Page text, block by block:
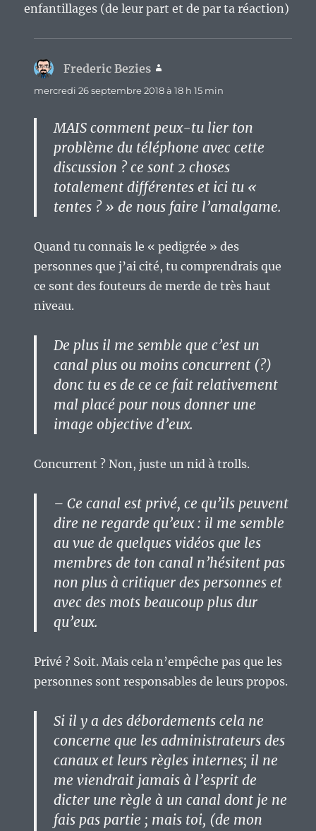
enfantillages (de leur part et de par ta réaction)
Frederic Bezies
mercredi 26 septembre 2018 à 18 h 15 min
MAIS comment peux-tu lier ton
problème du téléphone avec cette
discussion ? ce sont 2 choses
totalement différentes et ici tu «
tentes ? » de nous faire l’amalgame.
Quand tu connais le « pedigrée » des
personnes que j’ai cité, tu comprendrais que
ce sont des fouteurs de merde de très haut
niveau.
De plus il me semble que c’est un
canal plus ou moins concurrent (?)
donc tu es de ce ce fait relativement
mal placé pour nous donner une
image objective d’eux.
Concurrent ? Non, juste un nid à trolls.
– Ce canal est privé, ce qu’ils peuvent
dire ne regarde qu’eux : il me semble
au vue de quelques vidéos que les
membres de ton canal n’hésitent pas
non plus à critiquer des personnes et
avec des mots beaucoup plus dur
qu’eux.
Privé ? Soit. Mais cela n’empêche pas que les
personnes sont responsables de leurs propos.
Si il y a des débordements cela ne
concerne que les administrateurs des
canaux et leurs règles internes; il ne
me viendrait jamais à l’esprit de
dicter une règle à un canal dont je ne
fais pas partie ; mais toi, (de mon